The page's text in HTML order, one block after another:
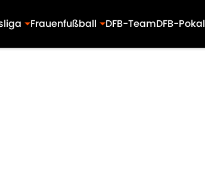
Frauenfußball DFB-TeamDFB-Pokal